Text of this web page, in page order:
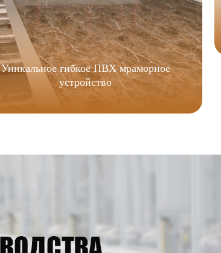
Уникальное гибкое ПВХ мраморное
устройство